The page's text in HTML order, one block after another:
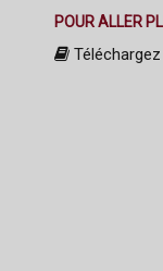
POUR ALLER